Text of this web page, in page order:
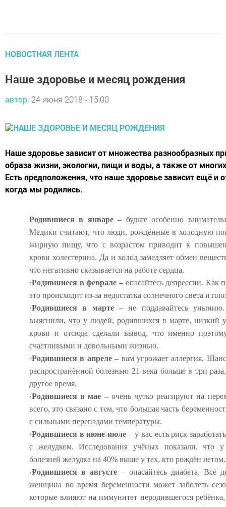
НОВОСТНАЯ ЛЕНТА
Наше здоровье и месяц рождения
автор, 24 июня 2018 - 15:00
Наше здоровье зависит от множества разнообразных
образа жизни, экологии, пищи и воды, а также от
Есть предположения, что наше здоровье зависит ещё и
когда мы родились.
Родившиеся в январе – будьте особенно
Медики считают, что люди, рождённые в холодную
жирную пищу, что с возрастом приводит к
крови холестерина. Да и холод замедляет обмен
что негативно сказывается на работе сердца.
·Родившиеся в феврале –опасайтесь депрессии. Как
это происходит из-за недостатка солнечного света и
·Родившиеся в марте – не поддавайтесь
выяснили, что у людей, родившихся в марте, низкий
крови и отсюда сделали вывод, что именно
счастливыми и довольными жизнью.
·Родившиеся в апреле – вам угрожает аллергия.
распространённой болезнью 21 века больше в три
другое время.
·Родившиеся в мае –очень чутко реагируют на
всего, это связано с тем, что большая часть
с сильными перепадами температуры.
·Родившиеся в июне-июле – у вас есть риск
с желудком. Исследования учёных показали, что
болезней желудка на 40% выше у тех, кто рождён летом.
·Родившиеся в августе – опасайтесь диабета. Всё
женщина во время беременности может заболеть
которые влияют на иммунитет неродившегося